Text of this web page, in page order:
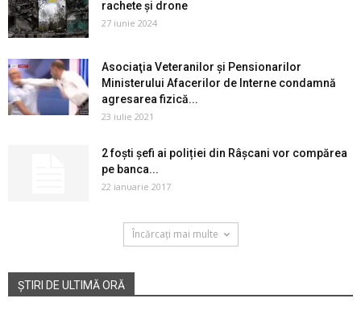
rachete și drone
27 iunie 2024
Asociaţia Veteranilor şi Pensionarilor
Ministerului Afacerilor de Interne condamnă
agresarea fizică...
23 iulie 2021
2 foști șefi ai poliției din Râșcani vor compărea
pe banca...
22 ianuarie 2017
Încărcați mai multe
ȘTIRI DE ULTIMĂ ORĂ